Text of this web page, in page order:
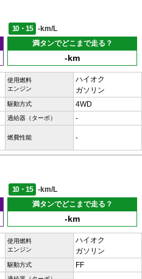
10・15
-km/L
満タンでどこまで走る？
-km
使用燃料
エンジン
ハイオク
ガソリン
駆動方式 4WD
過給器（ターボ） -
燃費性能 -
10・15
-km/L
満タンでどこまで走る？
-km
使用燃料
エンジン
ハイオク
ガソリン
駆動方式 FF